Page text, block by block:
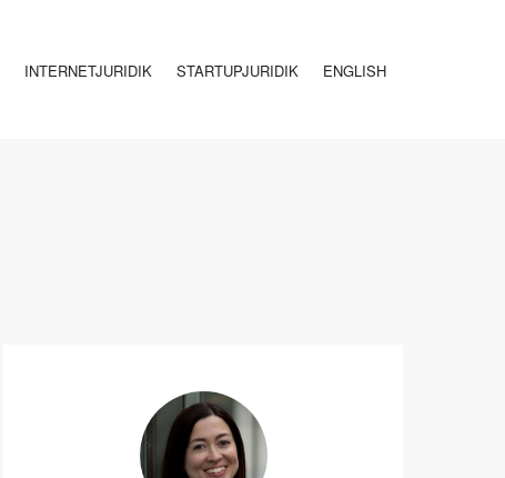
INTERNETJURIDIK STARTUPJURIDIK ENGLISH